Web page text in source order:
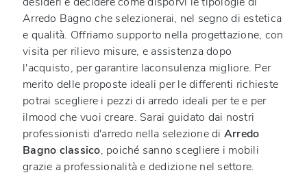
Arredo Bagno che selezionerai, nel segno di estetica
e qualità. Offriamo supporto nella progettazione, con
visita per rilievo misure, e assistenza dopo
l'acquisto, per garantire laconsulenza migliore. Per
merito delle proposte ideali per le differenti richieste
potrai scegliere i pezzi di arredo ideali per te e per
ilmood che vuoi creare. Sarai guidato dai nostri
professionisti d'arredo nella selezione di Arredo
Bagno classico, poiché sanno scegliere i mobili
grazie a professionalità e dedizione nel settore.